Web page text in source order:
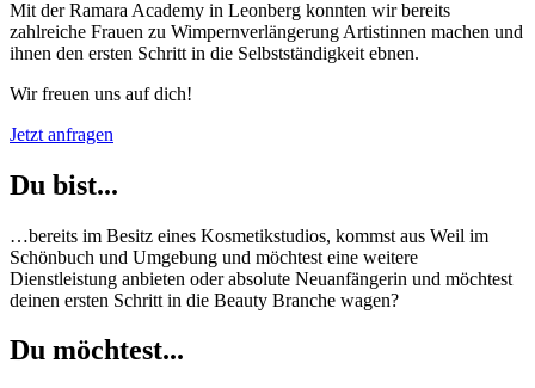
Mit der Ramara Academy in Leonberg konnten wir bereits
zahlreiche Frauen zu Wimpernverlängerung Artistinnen machen und
ihnen den ersten Schritt in die Selbstständigkeit ebnen.
Wir freuen uns auf dich!
Jetzt anfragen
Du bist...
…bereits im Besitz eines Kosmetikstudios, kommst aus Weil im
Schönbuch und Umgebung und möchtest eine weitere
Dienstleistung anbieten oder absolute Neuanfängerin und möchtest
deinen ersten Schritt in die Beauty Branche wagen?
Du möchtest...